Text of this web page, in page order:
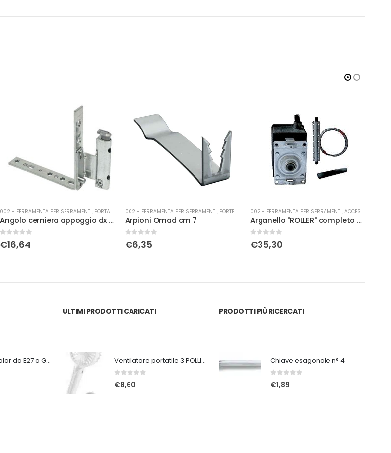
002 - FERRAMENTA PER SERRAMENTI, PORTA-FINESTRA
Angolo cerniera appoggio dx kg 120 argento per porta finestra
Su 5
€16,64
002 - FERRAMENTA PER SERRAMENTI, PORTE
Arpioni Omad cm 7
Su 5
€6,35
002 - FERRAMENTA PER SERRAMENTI, ACCESSORI PER TAPPARELLE
Arganello "ROLLER" completo di fune 1.8
Su 5
€35,30
Adattatore Polar da E27 a GU9
ULTIMI PRODOTTI CARICATI
Ventilatore portatile 3 POLLICI ricaricabile bianco
€8,60
PRODOTTI PIÙ RICERCATI
Chiave esagonale n° 4
€1,89